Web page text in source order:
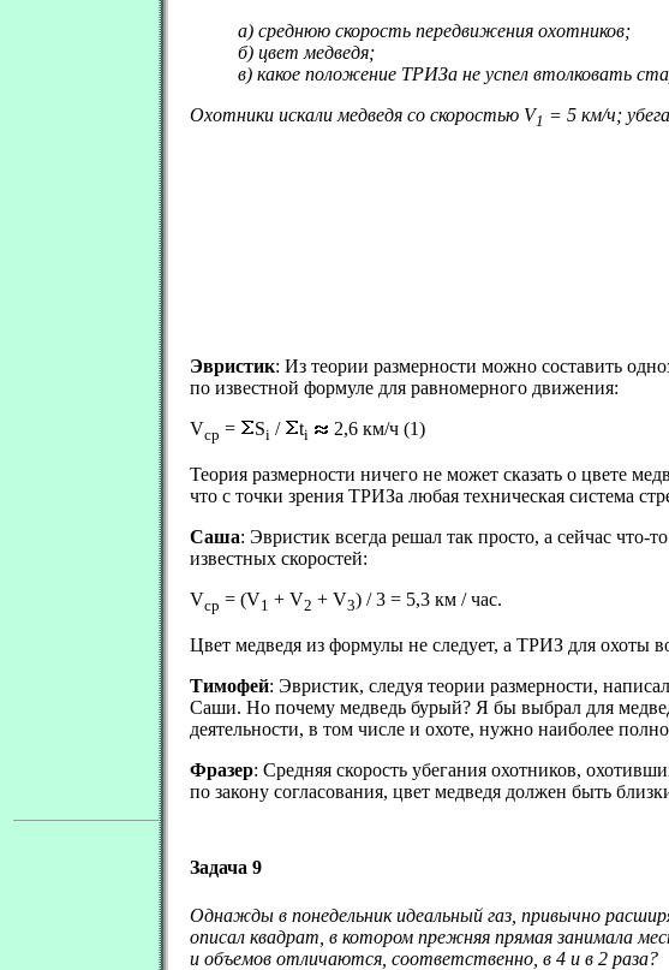
а) среднюю скорость передвижения охотников;
б) цвет медведя;
в) какое положение ТРИЗа не успел втолковать
Охотники искали медведя со скоростью V1 = 5 км/ч;
Эвристик: Из теории размерности можно составить
по известной формуле для равномерного движения:
Vср = Si / ti 2,6 км/ч (1)
Теория размерности ничего не может сказать о цвете
что с точки зрения ТРИЗа любая техническая система
Саша: Эвристик всегда решал так просто, а сейчас
известных скоростей:
Vср = (V1 + V2 + V3) / 3 = 5,3 км / час.
Цвет медведя из формулы не следует, а ТРИЗ для охоты
Тимофей: Эвристик, следуя теории размерности,
Саши. Но почему медведь бурый? Я бы выбрал для
деятельности, в том числе и охоте, нужно наиболее
Фразер: Средняя скорость убегания охотников,
по закону согласования, цвет медведя должен быть
Задача 9
Однажды в понедельник идеальный газ, привычно
описал квадрат, в котором прежняя прямая занимала
и объемов отличаются, соответственно, в 4 и в 2 раза?